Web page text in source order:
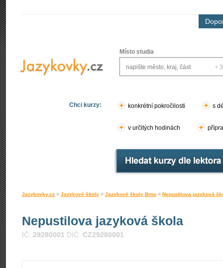
Místo studia
Chci kurzy: konkrétní pokročilosti s
v určitých hodinách
Jazykovky.cz > Jazykové školy > Jazykové školy Brno > Nepustilova jazyková
Nepustilova jazyková škola
IČ: 29280001 DIČ: CZ29280001